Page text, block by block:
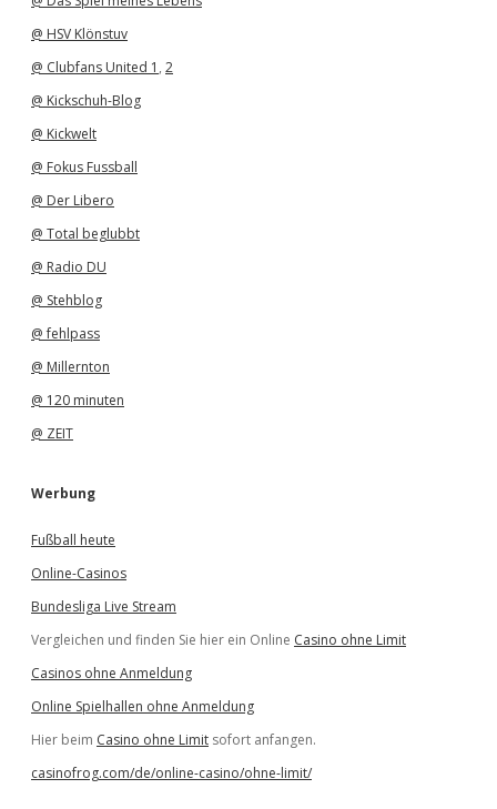
@ HSV Klönstuv
@ Clubfans United 1 , 2
@ Kickschuh-Blog
@ Kickwelt
@ Fokus Fussball
@ Der Libero
@ Total beglubbt
@ Radio DU
@ Stehblog
@ fehlpass
@ Millernton
@ 120 minuten
@ ZEIT
Werbung
Fußball heute
Online-Casinos
Bundesliga Live Stream
Vergleichen und finden Sie hier ein Online Casino ohne Limit
Casinos ohne Anmeldung
Online Spielhallen ohne Anmeldung
Hier beim Casino ohne Limit sofort anfangen.
casinofrog.com/de/online-casino/ohne-limit/